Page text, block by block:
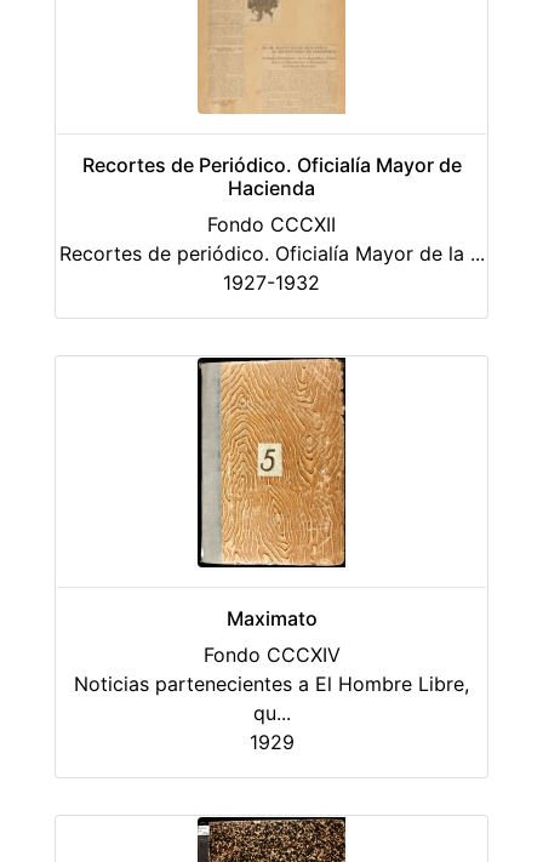
Recortes de Periódico. Oficialía Mayor de
Hacienda
Fondo CCCXII
Recortes de periódico. Oficialía Mayor de la ...
1927-1932
Maximato
Fondo CCCXIV
Noticias partenecientes a El Hombre Libre,
qu...
1929